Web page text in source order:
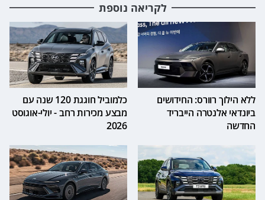
לקריאה נוספת
ללא הילוך רוורס: החידושים
ביונדאי אלנטרה הייבריד
החדשה
כלמוביל חוגגת 120 שנה עם
מבצע מכירות רחב - יולי-אוגוסט
2026